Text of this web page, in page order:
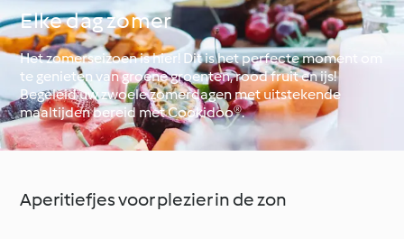
Elke dag zomer
Het zomerseizoen is hier! Dit is het perfecte moment om
te genieten van groene groenten, rood fruit en ijs!
Begeleid uw zwoele zomerdagen met uitstekende
maaltijden bereid met Cookidoo®.
Aperitiefjes voor plezier in de zon